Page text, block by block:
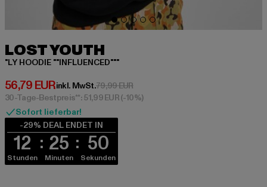
LOST YOUTH
"LY HOODIE ""INFLUENCED"""
56,79 EUR
Derzeitiger Preis: 56,79 EUR
inkl. MwSt.79,99 EURAktionspreis: 79,99 EUR
30-Tage-Bestpreis**: 51,99 EUR(-10%)
Sofort lieferbar!
-29% DEAL ENDET IN
12
Stunden
25
Minuten
50
Sekunden